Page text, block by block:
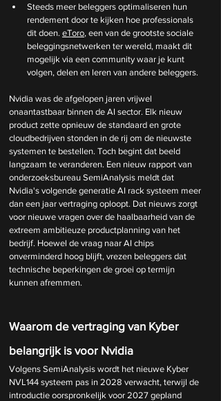
Steeds meer beleggers optimaliseren hun
rendement door te kijken hoe professionals
dit doen. eToro, een van de grootste sociale
beleggingsnetwerken ter wereld, maakt dit
mogelijk via een community waar je kunt
volgen, delen en leren van andere beleggers.
Nvidia was de afgelopen jaren vrijwel
onaantastbaar binnen de AI sector. Elk nieuw
product zette opnieuw de standaard en grote
cloudbedrijven stonden in de rij om de nieuwste
systemen te bestellen. Toch begint dat beeld
langzaam te veranderen. Een nieuw rapport van
onderzoeksbureau SemiAnalysis meldt dat
Nvidia's volgende generatie AI rack systeem meer
dan een jaar vertraging oploopt. Dat nieuws zorgt
voor nieuwe vragen over de haalbaarheid van de
extreem ambitieuze productplanning van het
bedrijf. Hoewel de vraag naar AI chips
onverminderd hoog blijft, vrezen beleggers dat
technische beperkingen de groei op termijn
kunnen afremmen.
Waarom de vertraging van Kyber
belangrijk is voor Nvidia
Volgens SemiAnalysis wordt het nieuwe Kyber
NVL144 systeem pas in 2028 verwacht, terwijl de
introductie oorspronkelijk voor 2027 gepland